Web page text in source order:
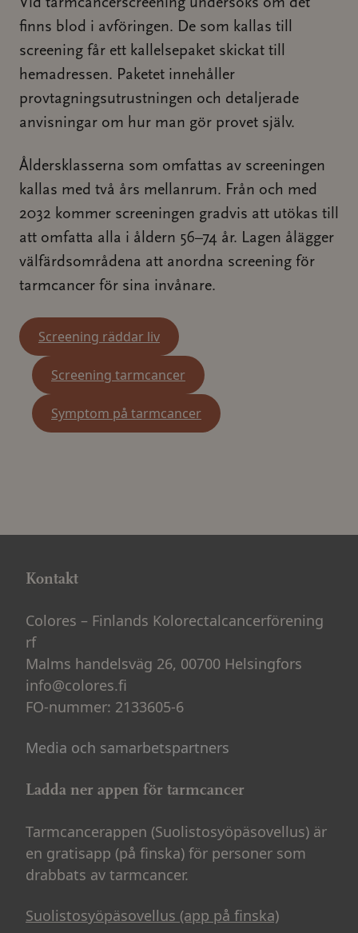
Vid tarmcancerscreening undersöks om det
finns blod i avföringen. De som kallas till
screening får ett kallelsepaket skickat till
hemadressen. Paketet innehåller
provtagningsutrustningen och detaljerade
anvisningar om hur man gör provet själv.
Åldersklasserna som omfattas av screeningen
kallas med två års mellanrum. Från och med
2032 kommer screeningen gradvis att utökas till
att omfatta alla i åldern 56–74 år. Lagen ålägger
välfärdsområdena att anordna screening för
tarmcancer för sina invånare.
Screening räddar liv
Screening tarmcancer
Symptom på tarmcancer
Kontakt
Colores – Finlands Kolorectalcancerförening
rf
Malms handelsväg 26, 00700 Helsingfors
info@colores.fi
FO-nummer: 2133605-6
Media och samarbetspartners
Ladda ner appen för tarmcancer
Tarmcancerappen (Suolistosyöpäsovellus) är
en gratisapp (på finska) för personer som
drabbats av tarmcancer.
Suolistosyöpäsovellus (app på finska)